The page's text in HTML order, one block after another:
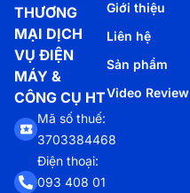
THƯƠNG
MẠI DỊCH
VỤ ĐIỆN
MÁY &
CÔNG CỤ HT
Mã số thuế:
3703384468
Điện thoại:
093 408 01
Giới thiệu
Liên hệ
Sản phẩm
Video Review